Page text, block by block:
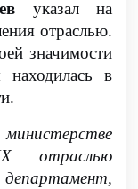
указал на
отраслью.
значимости
в
отраслью